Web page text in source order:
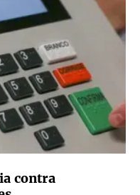
contra